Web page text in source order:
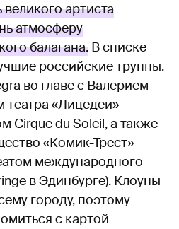
артиста
атмосферу
балагана. В списке
российские труппы.
во главе с Валерием
театра «Лицедеи»
Cirque du Soleil, а также
«Комик-Трест»
международного
в Эдинбурге). Клоуны
городу, поэтому
с картой